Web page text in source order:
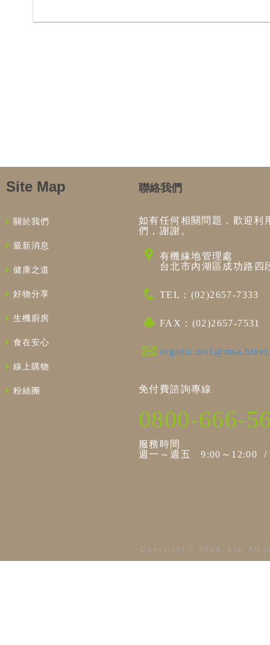
Site Map
關於我們
最新消息
健康之道
好物分享
生機廚房
食在安心
線上購物
粉絲團
聯絡我們
如有任何相關問題，歡迎利
們，謝謝。
有機緣地管理處
台北市內湖區成功路四
TEL：(02)2657-7333
FAX：(02)2657-7531
免付費諮詢專線
0800-666-
服務時間
週一～週五 9:00～12:00 /
Copyright © 2014, Ltd.